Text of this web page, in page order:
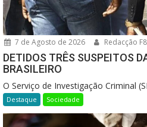
7 de Agosto de 2026 Redacção F8
DETIDOS TRÊS SUSPEITOS
BRASILEIRO
O Serviço de Investigação Criminal
Destaque Sociedade